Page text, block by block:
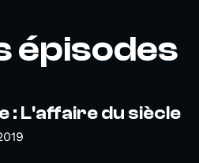
épisodes
: L'affaire du siècle